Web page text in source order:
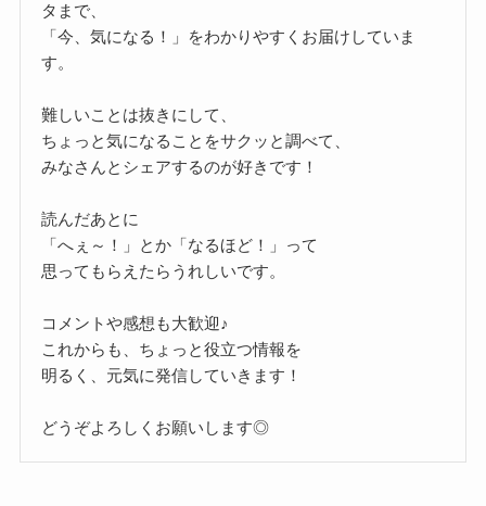
タまで、
「今、気になる！」をわかりやすくお届けしていま
す。
難しいことは抜きにして、
ちょっと気になることをサクッと調べて、
みなさんとシェアするのが好きです！
読んだあとに
「へぇ～！」とか「なるほど！」って
思ってもらえたらうれしいです。
コメントや感想も大歓迎♪
これからも、ちょっと役立つ情報を
明るく、元気に発信していきます！
どうぞよろしくお願いします◎